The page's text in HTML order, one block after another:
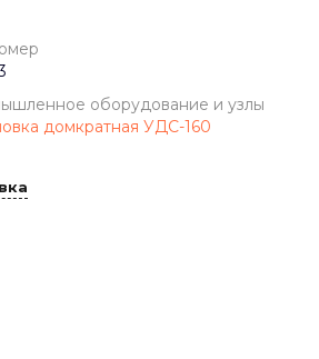
оборудование и узлы
домкратная УДС-160